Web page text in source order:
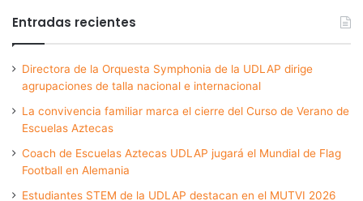
Entradas recientes
Directora de la Orquesta Symphonia de la UDLAP dirige
agrupaciones de talla nacional e internacional
La convivencia familiar marca el cierre del Curso de Verano de
Escuelas Aztecas
Coach de Escuelas Aztecas UDLAP jugará el Mundial de Flag
Football en Alemania
Estudiantes STEM de la UDLAP destacan en el MUTVI 2026